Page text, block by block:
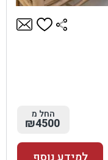
החל מ
₪4500